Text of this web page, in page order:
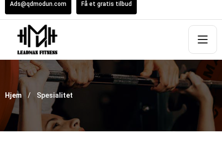
Ads@qdmodun.com Få et gratis tilbud
Hjem Spesialitet